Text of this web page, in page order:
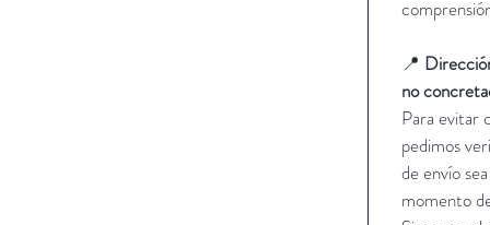
📍
no
Para evitar
pedimos
de envío
momento